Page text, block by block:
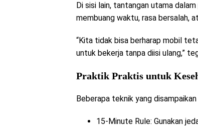
Di sisi lain, tantangan utama
membuang waktu, rasa bersalah,
“Kita tidak bisa berharap mobil
untuk bekerja tanpa diisi ulang,”
Praktik Praktis untuk
Beberapa teknik yang
15-Minute Rule: Gunakan